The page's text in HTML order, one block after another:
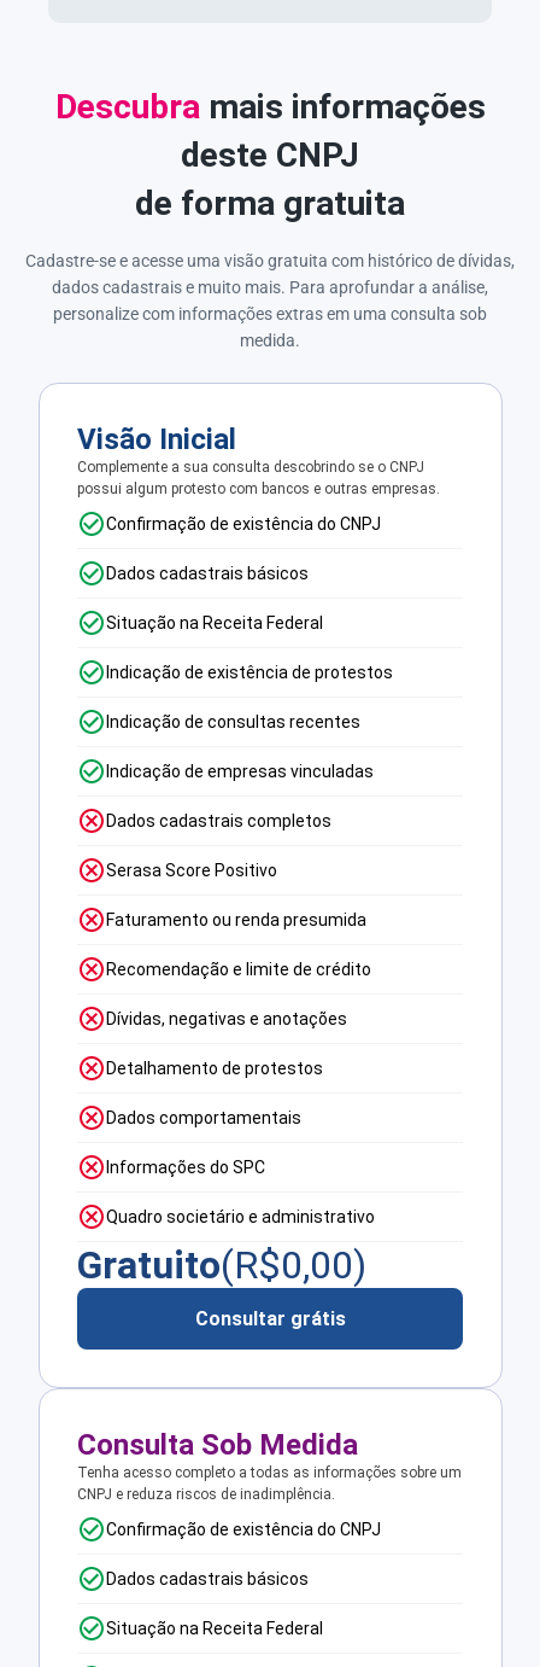
Descubramais informações
deste CNPJ
de forma gratuita
Cadastre-se e acesse uma visão gratuita com histórico de dívidas,
dados cadastrais e muito mais. Para aprofundar a análise,
personalize com informações extras em uma consulta sob
medida.
Visão Inicial
Complemente a sua consulta descobrindo se o CNPJ
possui algum protesto com bancos e outras empresas.
Confirmação de existência do CNPJ
Dados cadastrais básicos
Situação na Receita Federal
Indicação de existência de protestos
Indicação de consultas recentes
Indicação de empresas vinculadas
Dados cadastrais completos
Serasa Score Positivo
Faturamento ou renda presumida
Recomendação e limite de crédito
Dívidas, negativas e anotações
Detalhamento de protestos
Dados comportamentais
Informações do SPC
Quadro societário e administrativo
Gratuito(R$0,00)
Consultar grátis
Consulta Sob Medida
Tenha acesso completo a todas as informações sobre um
CNPJ e reduza riscos de inadimplência.
Confirmação de existência do CNPJ
Dados cadastrais básicos
Situação na Receita Federal